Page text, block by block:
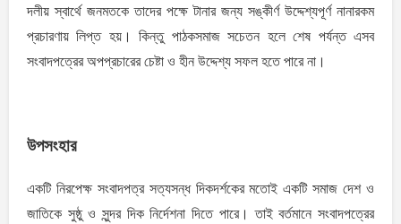
দলীয় স্বার্থে জনমতকে তাদের পক্ষে টানার জন্য সঙ্কীর্ণ উদ্দেশ্যপূর্ণ নানারকম
প্রচারণায় লিপ্ত হয়। কিন্তু পাঠকসমাজ সচেতন হলে শেষ পর্যন্ত এসব
সংবাদপত্রের অপপ্রচারের চেষ্টা ও হীন উদ্দেশ্য সফল হতে পারে না।
উপসংহার
একটি নিরপেক্ষ সংবাদপত্র সত্যসন্ধ দিকদর্শকের মতোই একটি সমাজ দেশ ও
জাতিকে সুষ্ঠু ও সুন্দর দিক নির্দেশনা দিতে পারে। তাই বর্তমানে সংবাদপত্রের